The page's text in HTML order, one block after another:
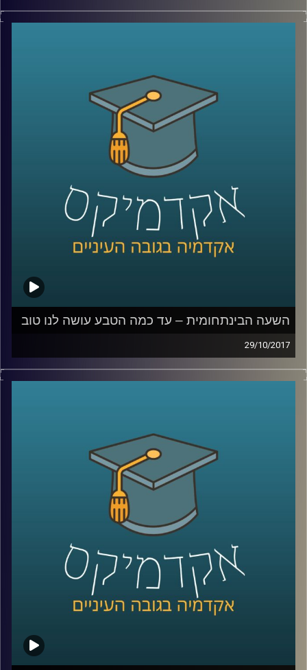
לא רחוק היום שבו בכדור הארץ לא יהיו מספיק
למקומות חלופיים. פרופסור יואב יאיר על
פתרונות ההגירה האלטרנטיביים שהאנושות
תהיה חייבת לספק: אז היכן ניתן לקיים חיים
אנושיים מחוץ לכדור הארץ? במה זה כרוך?
וכמה אנו רחוקים מהיום שזה יקרה? | הפרק
הראשון בסדרת "העתיד זה לא מה שהיה פעם
קרדיט תמונות:AudioVersity
השעה הבינתחומית – עד כמה הטבע עושה לנו טוב
29/10/2017
בטן גב מול הים, ישיבה מול נוף מדברי עוצר
ולגרום למחשבות שלנו להיות ממוקדות יותר.
ד"ר נועה אלבלדה מתארת את הקשר שבין
יציאה לטבע לבין פעילות המוח האנושי וכיצד
התובנות הללו מיושמות במקומות שונים בעולם
AudioVersity